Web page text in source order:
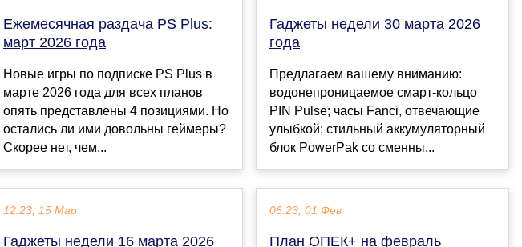
Ежемесячная раздача PS Plus:
март 2026 года
Новые игры по подписке PS Plus в
марте 2026 года для всех планов
опять представлены 4 позициями. Но
остались ли ими довольны геймеры?
Скорее нет, чем...
12:23, 15 Мар
Гаджеты недели 16 марта 2026
Гаджеты недели 30 марта 2026
года
Предлагаем вашему вниманию:
водонепроницаемое смарт-кольцо
PIN Pulse; часы Fanci, отвечающие
улыбкой; стильный аккумуляторный
блок PowerPak со сменны...
06:23, 01 Фев
План ОПЕК+ на февраль